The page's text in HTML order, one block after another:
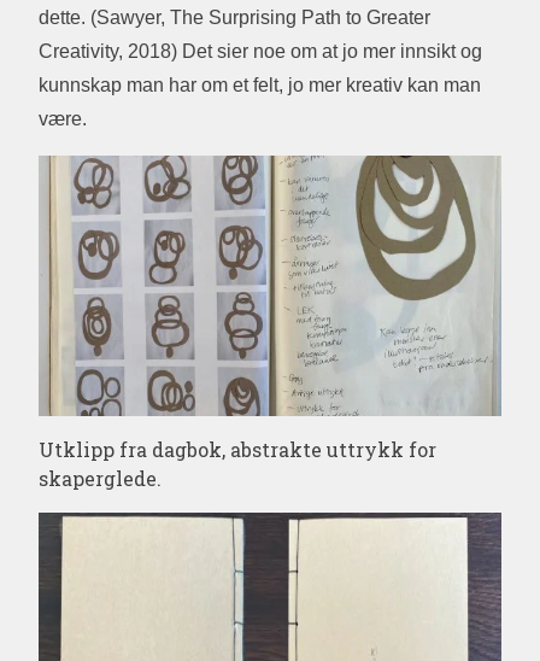
dette. (Sawyer, The Surprising Path to Greater
Creativity, 2018) Det sier noe om at jo mer innsikt og
kunnskap man har om et felt, jo mer kreativ kan man
være.
Utklipp fra dagbok, abstrakte uttrykk for
skaperglede.